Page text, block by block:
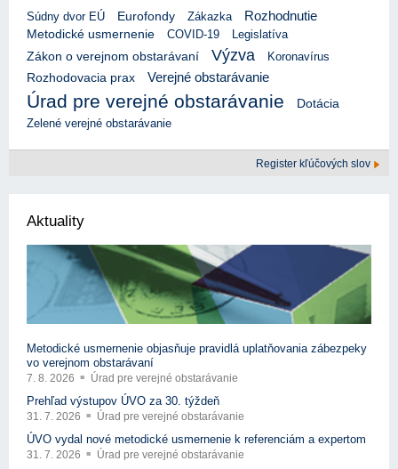
Súdny dvor EÚ Eurofondy Zákazka Rozhodnutie
Metodické usmernenie COVID-19
Legislatíva
Zákon o verejnom obstarávaní
Výzva Koronavírus
Rozhodovacia prax Verejné obstarávanie
Úrad pre verejné obstarávanie
Dotácia
Zelené verejné obstarávanie
Register kľúčových slov
Aktuality
Metodické usmernenie objasňuje pravidlá uplatňovania zábezpeky
vo verejnom obstarávaní
7. 8. 2026 Úrad pre verejné obstarávanie
Prehľad výstupov ÚVO za 30. týždeň
31. 7. 2026 Úrad pre verejné obstarávanie
ÚVO vydal nové metodické usmernenie k referenciám a expertom
31. 7. 2026 Úrad pre verejné obstarávanie